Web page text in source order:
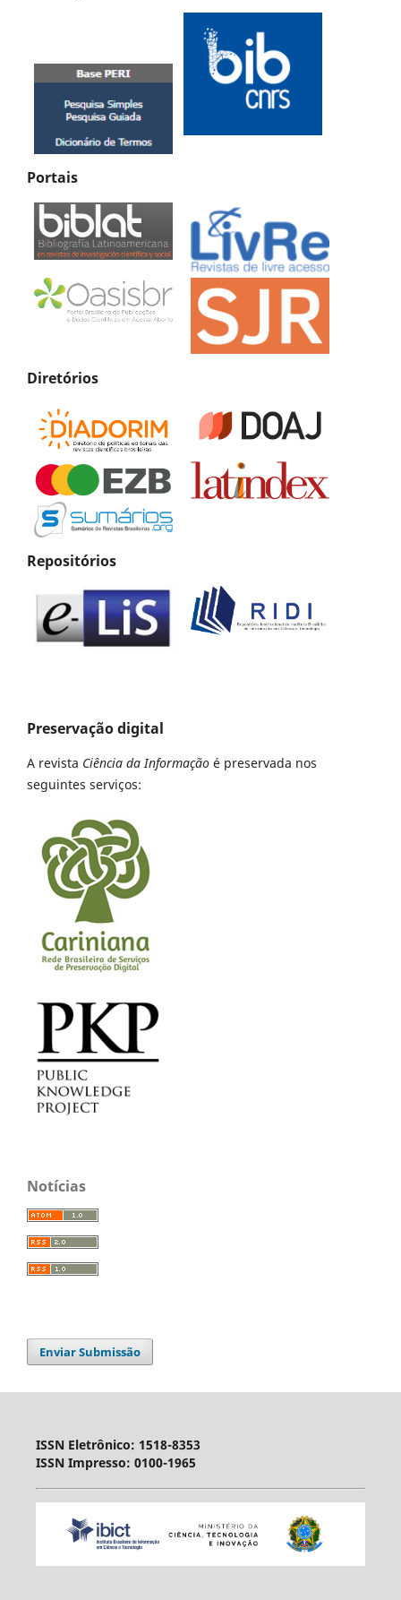
Portais
Diretórios
Repositórios
Preservação digital
A revista Ciência da Informação é preservada nos
seguintes serviços:
Notícias
Enviar Submissão
ISSN Eletrônico: 1518-8353
ISSN Impresso: 0100-1965